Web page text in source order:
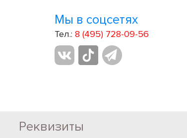
Мы в соцсетях
Тел.: 8 (495) 728-09-56
Реквизиты